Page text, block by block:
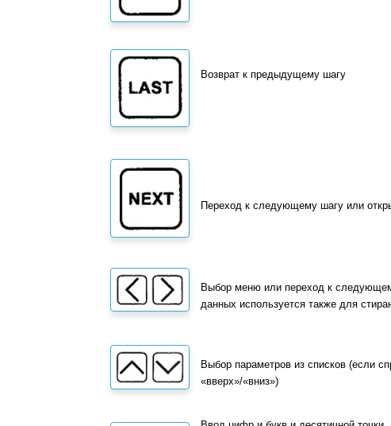
Возврат к предыдущему шагу
Переход к следующему шагу или
Выбор меню или переход к
данных используется также для
Выбор параметров из списков (если
«вверх»/«вниз»)